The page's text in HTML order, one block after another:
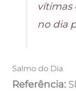
vítimas
no dia
Salmo do Dia
Referência: